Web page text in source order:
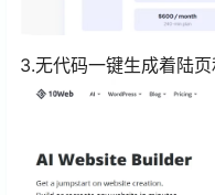
3.无代码一键生成着陆